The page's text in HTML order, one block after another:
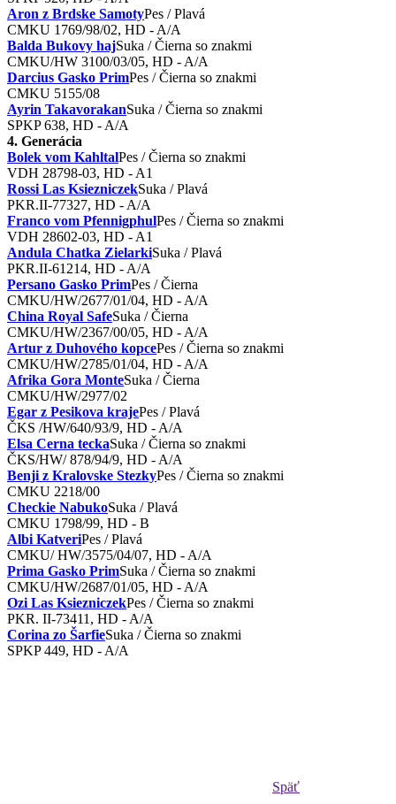
Aron z Brdske SamotyPes / Plavá
CMKU 1769/98/02, HD - A/A
Balda Bukovy hajSuka / Čierna so znakmi
CMKU/HW 3100/03/05, HD - A/A
Darcius Gasko PrimPes / Čierna so znakmi
CMKU 5155/08
Ayrin TakavorakanSuka / Čierna so znakmi
SPKP 638, HD - A/A
4. Generácia
Bolek vom KahltalPes / Čierna so znakmi
VDH 28798-03, HD - A1
Rossi Las KsiezniczekSuka / Plavá
PKR.II-77327, HD - A/A
Franco vom PfennigphulPes / Čierna so znakmi
VDH 28602-03, HD - A1
Andula Chatka ZielarkiSuka / Plavá
PKR.II-61214, HD - A/A
Persano Gasko PrimPes / Čierna
CMKU/HW/2677/01/04, HD - A/A
China Royal SafeSuka / Čierna
CMKU/HW/2367/00/05, HD - A/A
Artur z Duhového kopcePes / Čierna so znakmi
CMKU/HW/2785/01/04, HD - A/A
Afrika Gora MonteSuka / Čierna
CMKU/HW/2977/02
Egar z Pesikova krajePes / Plavá
ČKS /HW/640/93/9, HD - A/A
Elsa Cerna teckaSuka / Čierna so znakmi
ČKS/HW/ 878/94/9, HD - A/A
Benji z Kralovske StezkyPes / Čierna so znakmi
CMKU 2218/00
Checkie NabukoSuka / Plavá
CMKU 1798/99, HD - B
Albi KatveriPes / Plavá
CMKU/ HW/3575/04/07, HD - A/A
Prima Gasko PrimSuka / Čierna so znakmi
CMKU/HW/2687/01/05, HD - A/A
Ozi Las KsiezniczekPes / Čierna so znakmi
PKR. II-73411, HD - A/A
Corina zo ŠarfieSuka / Čierna so znakmi
SPKP 449 , HD - A/A
Späť